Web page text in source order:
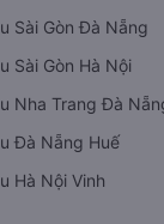
Sài Gòn Đà Nẵng
Sài Gòn Hà Nội
Nha Trang Đà
Đà Nẵng Huế
Hà Nội Vinh